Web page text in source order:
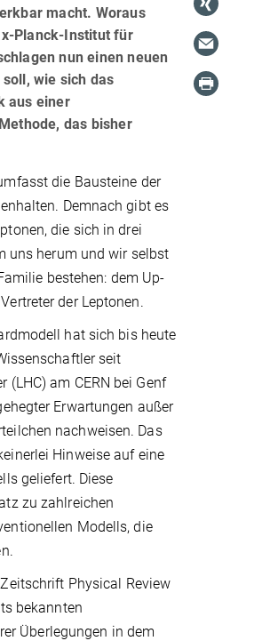
macht. Woraus
Planck-Institut für
nun einen neuen
wie sich das
aus einer
das bisher
die Bausteine der
Demnach gibt es
die sich in drei
uns herum und wir selbst
bestehen: dem Up-
der Leptonen.
hat sich bis heute
seit
(LHC) am CERN bei Genf
Erwartungen außer
nachweisen. Das
Hinweise auf eine
geliefert. Diese
zu zahlreichen
Modells, die
Physical Review
bekannten
Überlegungen in dem